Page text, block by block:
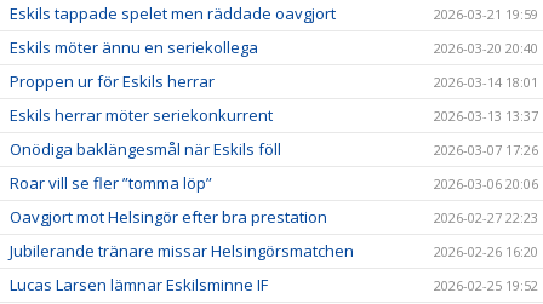
Eskils tappade spelet men räddade oavgjort 2026-03-21 19:59
Eskils möter ännu en seriekollega 2026-03-20 20:40
Proppen ur för Eskils herrar 2026-03-14 18:01
Eskils herrar möter seriekonkurrent 2026-03-13 13:37
Onödiga baklängesmål när Eskils föll 2026-03-07 17:26
Roar vill se fler ”tomma löp” 2026-03-06 20:06
Oavgjort mot Helsingör efter bra prestation 2026-02-27 22:23
Jubilerande tränare missar Helsingörsmatchen 2026-02-26 16:20
Lucas Larsen lämnar Eskilsminne IF 2026-02-25 19:52